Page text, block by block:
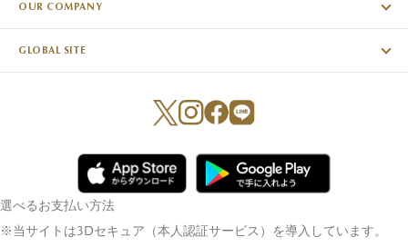
OUR COMPANY
GLOBAL SITE
選べるお支払い方法
※当サイトは3Dセキュア（本人認証サービス）を導入しています。